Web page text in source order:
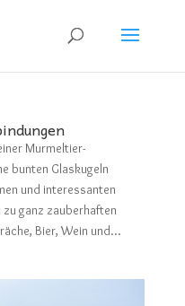
Murmeltier-
bunten Glaskugeln
und interessanten
zu ganz zauberhaften
Bier, Wein und...